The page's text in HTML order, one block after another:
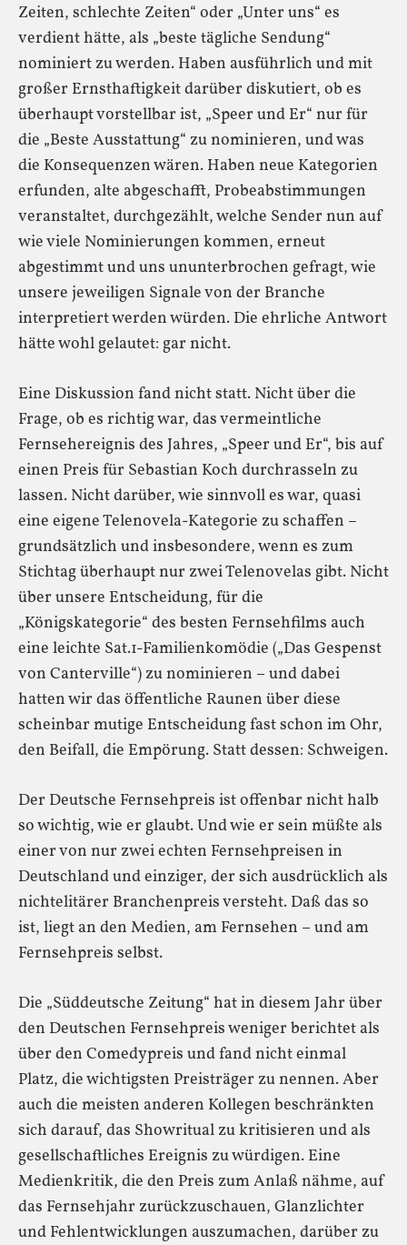
Zeiten, schlechte Zeiten“ oder „Unter uns“ es
verdient hätte, als „beste tägliche Sendung“
nominiert zu werden. Haben ausführlich und mit
großer Ernsthaftigkeit darüber diskutiert, ob es
überhaupt vorstellbar ist, „Speer und Er“ nur für
die „Beste Ausstattung“ zu nominieren, und was
die Konsequenzen wären. Haben neue Kategorien
erfunden, alte abgeschafft, Probeabstimmungen
veranstaltet, durchgezählt, welche Sender nun auf
wie viele Nominierungen kommen, erneut
abgestimmt und uns ununterbrochen gefragt, wie
unsere jeweiligen Signale von der Branche
interpretiert werden würden. Die ehrliche Antwort
hätte wohl gelautet: gar nicht.
Eine Diskussion fand nicht statt. Nicht über die
Frage, ob es richtig war, das vermeintliche
Fernsehereignis des Jahres, „Speer und Er“, bis auf
einen Preis für Sebastian Koch durchrasseln zu
lassen. Nicht darüber, wie sinnvoll es war, quasi
eine eigene Telenovela-Kategorie zu schaffen –
grundsätzlich und insbesondere, wenn es zum
Stichtag überhaupt nur zwei Telenovelas gibt. Nicht
über unsere Entscheidung, für die
„Königskategorie“ des besten Fernsehfilms auch
eine leichte Sat.1-Familienkomödie („Das Gespenst
von Canterville“) zu nominieren – und dabei
hatten wir das öffentliche Raunen über diese
scheinbar mutige Entscheidung fast schon im Ohr,
den Beifall, die Empörung. Statt dessen: Schweigen.
Der Deutsche Fernsehpreis ist offenbar nicht halb
so wichtig, wie er glaubt. Und wie er sein müßte als
einer von nur zwei echten Fernsehpreisen in
Deutschland und einziger, der sich ausdrücklich als
nichtelitärer Branchenpreis versteht. Daß das so
ist, liegt an den Medien, am Fernsehen – und am
Fernsehpreis selbst.
Die „Süddeutsche Zeitung“ hat in diesem Jahr über
den Deutschen Fernsehpreis weniger berichtet als
über den Comedypreis und fand nicht einmal
Platz, die wichtigsten Preisträger zu nennen. Aber
auch die meisten anderen Kollegen beschränkten
sich darauf, das Showritual zu kritisieren und als
gesellschaftliches Ereignis zu würdigen. Eine
Medienkritik, die den Preis zum Anlaß nähme, auf
das Fernsehjahr zurückzuschauen, Glanzlichter
und Fehlentwicklungen auszumachen, darüber zu